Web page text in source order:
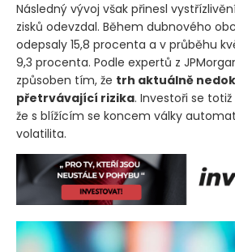
Následný vývoj však přinesl
zisků odevzdal. Během dubnového
odepsaly 15,8 procenta a v průběhu
9,3 procenta. Podle expertů z
způsoben tím, že trh aktuálně
přetrvávající rizika. Investoři se
že s blížícím se koncem války
volatilita.